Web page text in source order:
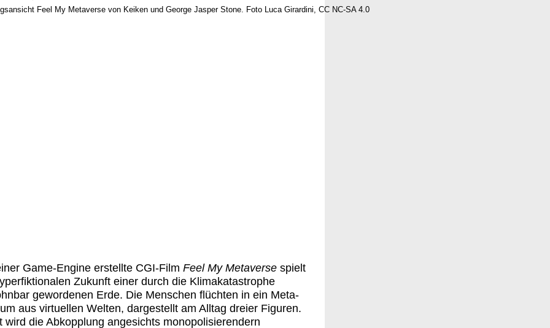
Feel My Metaverse von Keiken und George Jasper Stone. Foto Luca Girardini, CC NC-SA 4.0
Game-Engine erstellte CGI-Film Feel My Metaverse spielt
Zukunft einer durch die Klimakatastrophe
gewordenen Erde. Die Menschen flüchten in ein Meta-
aus virtuellen Welten, dargestellt am Alltag dreier Figuren.
wird die Abkopplung angesichts monopolisierendern